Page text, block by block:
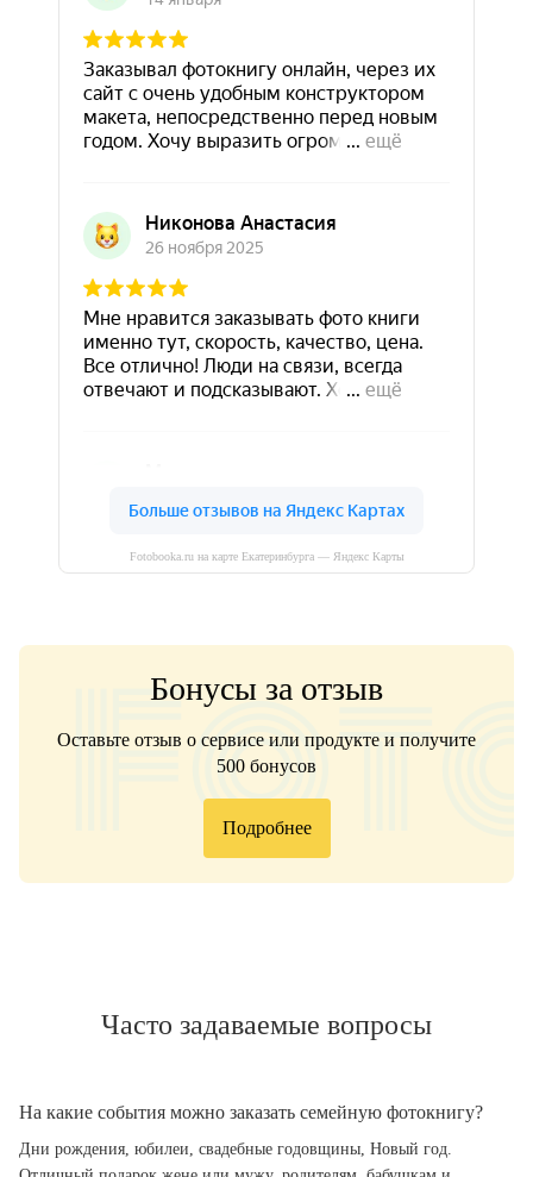
Fotobooka.ru на карте Екатеринбурга — Яндекс Карты
Бонусы за отзыв
Оставьте отзыв о сервисе или продукте и получите
500 бонусов
Подробнее
Часто задаваемые вопросы
На какие события можно заказать семейную фотокнигу?
Дни рождения, юбилеи, свадебные годовщины, Новый год.